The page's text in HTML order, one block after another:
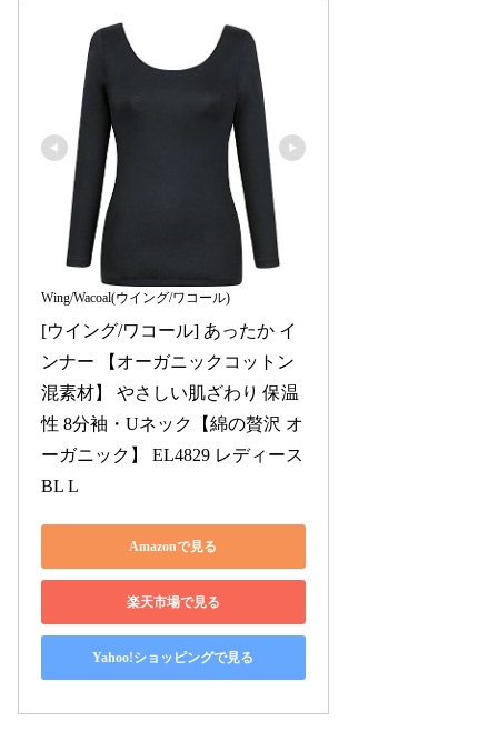
Wing/Wacoal(ウイング/ワコール)
[ウイング/ワコール] あったか イ
ンナー 【オーガニックコットン
混素材】 やさしい肌ざわり 保温
性 8分袖・Uネック【綿の贅沢 オ
ーガニック】 EL4829 レディース
BL L
Amazonで見る
楽天市場で見る
Yahoo!ショッピングで見る